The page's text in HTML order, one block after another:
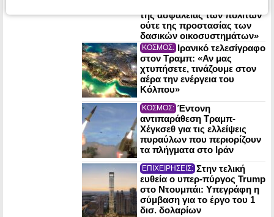
της ασφάλειας των πολιτών
ούτε της προστασίας των
δασικών οικοσυστημάτων»
ΚΟΣΜΟΣ: Ιρανικό τελεσίγραφο
στον Τραμπ: «Αν μας
χτυπήσετε, τινάζουμε στον
αέρα την ενέργεια του
Κόλπου»
ΚΟΣΜΟΣ: Έντονη
αντιπαράθεση Τραμπ-
Χέγκσεθ για τις ελλείψεις
πυραύλων που περιορίζουν
τα πλήγματα στο Ιράν
ΕΠΙΧΕΙΡΗΣΕΙΣ: Στην τελική
ευθεία ο υπερ-πύργος Trump
στο Ντουμπάι: Υπεγράφη η
σύμβαση για το έργο του 1
δισ. δολαρίων